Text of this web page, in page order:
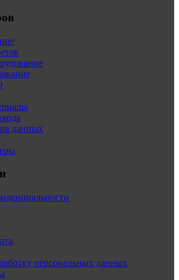
данных
персональных данных